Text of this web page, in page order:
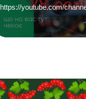
https://youtube.com/